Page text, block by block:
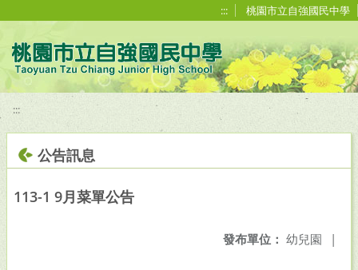
::: 桃園市立自強國民中學
:::
公告訊息
113-1 9月菜單公告
發布單位： 幼兒園 |